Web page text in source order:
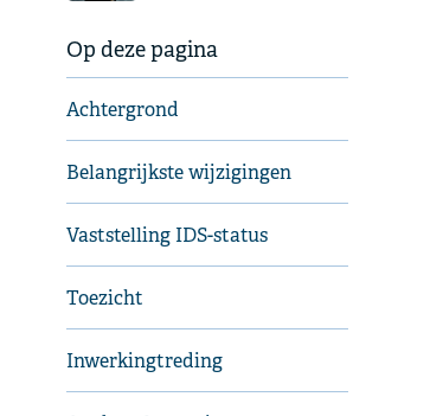
Op deze pagina
Achtergrond
Belangrijkste wijzigingen
Vaststelling IDS-status
Toezicht
Inwerkingtreding